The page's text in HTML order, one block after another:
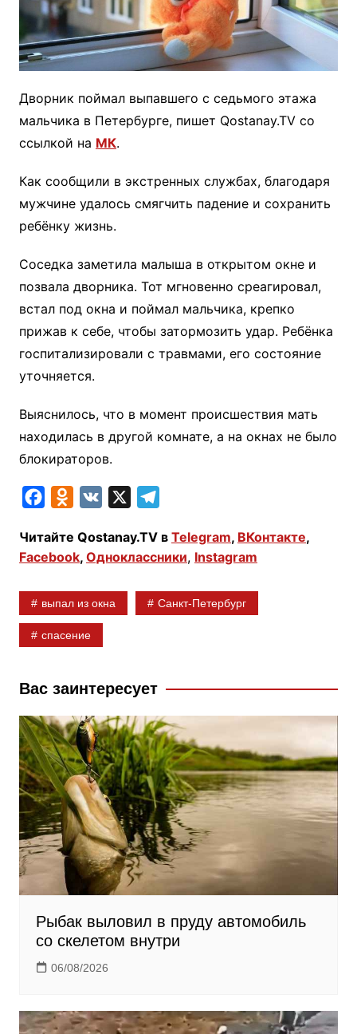
Дворник поймал выпавшего с седьмого этажа
мальчика в Петербурге, пишет Qostanay.TV со
ссылкой на МК.
Как сообщили в экстренных службах, благодаря
мужчине удалось смягчить падение и сохранить
ребёнку жизнь.
Соседка заметила малыша в открытом окне и
позвала дворника. Тот мгновенно среагировал,
встал под окна и поймал мальчика, крепко
прижав к себе, чтобы затормозить удар. Ребёнка
госпитализировали с травмами, его состояние
уточняется.
Выяснилось, что в момент происшествия мать
находилась в другой комнате, а на окнах не было
блокираторов.
c
e
o
o
n
o
l
a
n
i
k
i
l
e
r
Читайте Qostanay.TV в Telegram, ВКонтакте,
Facebook, Одноклассники, Instagram
выпал из окна Санкт-Петербург
спасение
Вас заинтересует
Рыбак выловил в пруду автомобиль
со скелетом внутри
06/08/2026